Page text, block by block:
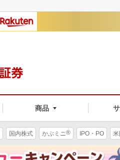
商品
国内株式 かぶミニ® IPO・PO